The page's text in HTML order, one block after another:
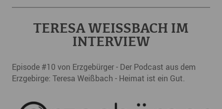
TERESA WEISSBACH IM I
NTERVIEW
Episode #10 von Erzgebürger - Der Podcast aus dem
Erzgebirge: Teresa Weißbach - Heimat ist ein Gut.